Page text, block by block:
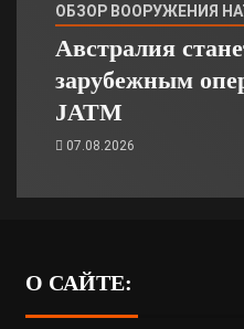
ОБЗОР ВООРУЖЕНИЯ
Австралия
зарубежным
JATM
07.08.2026
О САЙТЕ: